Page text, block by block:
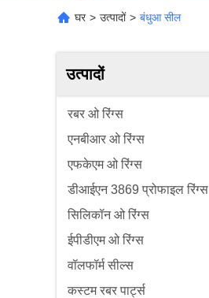
घर > उत्पादों > बंधुआ सील
उत्पादों
रबर ओ रिंग्स
एनबीआर ओ रिंग्स
एफकेएम ओ रिंग्स
डीआईएन 3869 प्रोफाइल रिंग्स
सिलिकॉन ओ रिंग्स
ईपीडीएम ओ रिंग्स
वॉलफॉर्म सील्स
कस्टम रबर पार्ट्स